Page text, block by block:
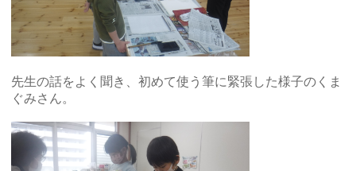
先生の話をよく聞き、初めて使う筆に緊張した様子のくま
ぐみさん。